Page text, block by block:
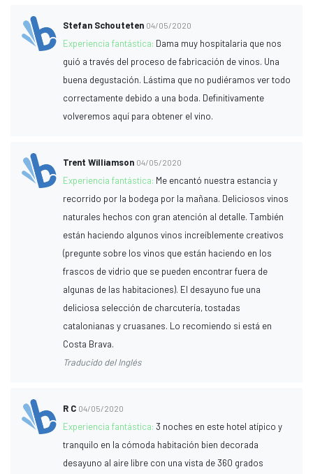
Stefan Schouteten 04/05/2020
Experiencia fantástica: Dama muy hospitalaria que nos
guió a través del proceso de fabricación de vinos. Una
buena degustación. Lástima que no pudiéramos ver todo
correctamente debido a una boda. Definitivamente
volveremos aquí para obtener el vino.
Trent Williamson 04/05/2020
Experiencia fantástica: Me encantó nuestra estancia y
recorrido por la bodega por la mañana. Deliciosos vinos
naturales hechos con gran atención al detalle. También
están haciendo algunos vinos increíblemente creativos
(pregunte sobre los vinos que están haciendo en los
frascos de vidrio que se pueden encontrar fuera de
algunas de las habitaciones). El desayuno fue una
deliciosa selección de charcutería, tostadas
catalonianas y cruasanes. Lo recomiendo si está en
Costa Brava.
Traducido del Inglés
R C 04/05/2020
Experiencia fantástica:3 noches en este hotel atípico y
tranquilo en la cómoda habitación bien decorada
desayuno al aire libre con una vista de 360 ​​grados